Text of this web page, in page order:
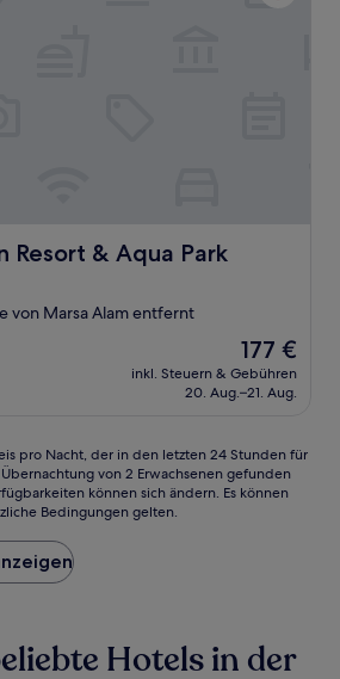
Resort & Aqua Park
& Aqua Park
von Marsa Alam entfernt
Der
Preis
beträgt
177 €
inkl. Steuern & Gebühren
20. Aug.–21. Aug.
pro Nacht, der in den letzten 24 Stunden für
von 2 Erwachsenen gefunden
können sich ändern. Es können
Bedingungen gelten.
Hotels in der